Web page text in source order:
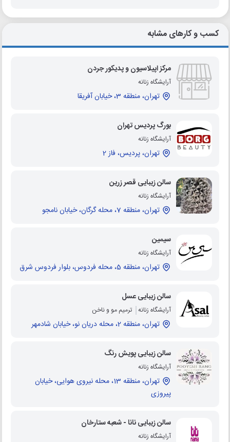
کسب و کارهای مشابه
مرکز اپیلاسیون و پدیکور جردن
آرایشگاه زنانه
تهران، منطقه 3، خیابان آفریقا
بورگ پردیس تهران
آرایشگاه زنانه
تهران، پردیس، فاز 2
سالن زیبایی قصر زرین
آرایشگاه زنانه
تهران، منطقه 7، محله گرگان، خیابان نامجو
سیمین
آرایشگاه زنانه
تهران، منطقه 5، محله فردوس، بلوار فردوس شرق
سالن زیبایی عسل
آرایشگاه زنانه ترمیم مو و ناخن
تهران، منطقه 2، محله دریان نو، خیابان شادمهر
سالن زیبایی پویش رنگ
آرایشگاه زنانه
تهران، منطقه 13، محله نیروی هوایی، خیابان
پیروزی
سالن زیبایی نانا - شعبه ستارخان
آرایشگاه زنانه